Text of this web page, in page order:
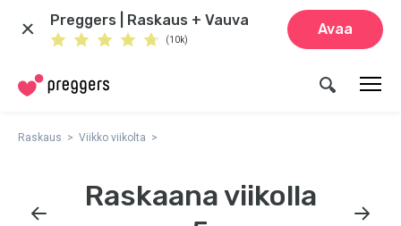
Preggers | Raskaus + Vauva
(10k)
Avaa
Raskaus Viikko viikolta
Raskaana viikolla